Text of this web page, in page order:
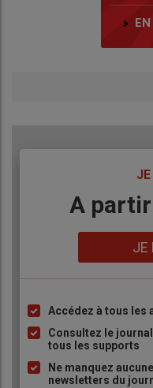
Body
A
JE
Liste
à
puce
Accédez à tous les
Consultez le
tous les supports
Ne manquez
newsletters du